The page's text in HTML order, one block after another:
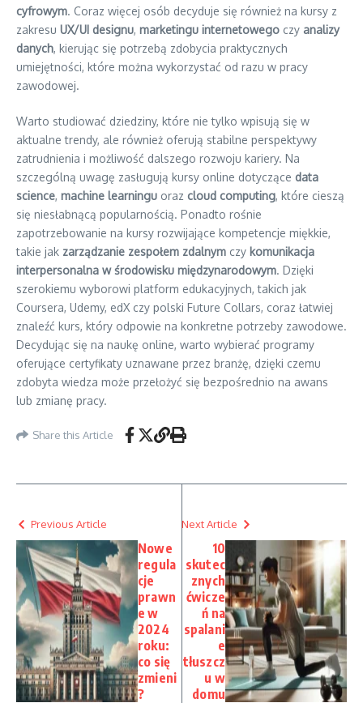
cyfrowym. Coraz więcej osób decyduje się również na kursy z
zakresu UX/UI designu, marketingu internetowego czy analizy
danych, kierując się potrzebą zdobycia praktycznych
umiejętności, które można wykorzystać od razu w pracy
zawodowej.
Warto studiować dziedziny, które nie tylko wpisują się w
aktualne trendy, ale również oferują stabilne perspektywy
zatrudnienia i możliwość dalszego rozwoju kariery. Na
szczególną uwagę zasługują kursy online dotyczące data
science, machine learningu oraz cloud computing, które cieszą
się niesłabnącą popularnością. Ponadto rośnie
zapotrzebowanie na kursy rozwijające kompetencje miękkie,
takie jak zarządzanie zespołem zdalnym czy komunikacja
interpersonalna w środowisku międzynarodowym. Dzięki
szerokiemu wyborowi platform edukacyjnych, takich jak
Coursera, Udemy, edX czy polski Future Collars, coraz łatwiej
znaleźć kurs, który odpowie na konkretne potrzeby zawodowe.
Decydując się na naukę online, warto wybierać programy
oferujące certyfikaty uznawane przez branżę, dzięki czemu
zdobyta wiedza może przełożyć się bezpośrednio na awans
lub zmianę pracy.
Share this Article
Previous Article
Nowe
regula
cje
prawn
e w
2024
roku:
co się
zmieni
?
Next Article
10
skutec
znych
ćwicze
ń na
spalani
e
tłuszcz
u w
domu